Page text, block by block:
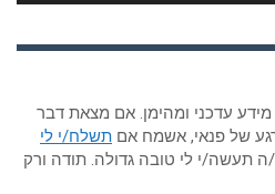
עדכני ומהימן. אם מצאת דבר
של פנאי, אשמח אם תשלח/י לי
תעשה/י לי טובה גדולה. תודה ורק